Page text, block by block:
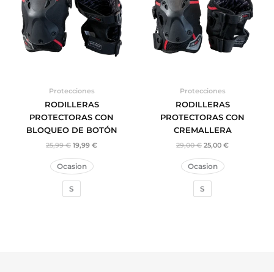
Protecciones
RODILLERAS
PROTECTORAS CON
BLOQUEO DE BOTÓN
25,99€ 19,99 €
Ocasion
S
Protecciones
RODILLERAS
PROTECTORAS CON
CREMALLERA
29,00€ 25,00 €
Ocasion
S